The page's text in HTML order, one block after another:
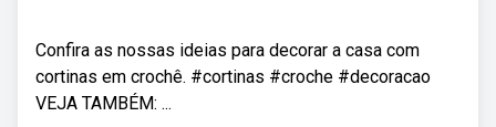
Confira as nossas ideias para decorar a casa com
cortinas em crochê. #cortinas #croche #decoracao
VEJA TAMBÉM: ...